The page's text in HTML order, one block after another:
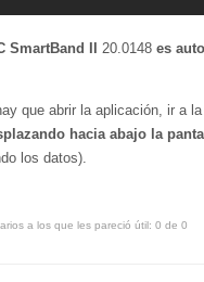
SmartBand II 20.0148 es
que abrir la aplicación, ir a
hacia abajo la
los datos).
a los que les pareció útil: 0 de 0